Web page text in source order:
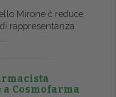
Mirone č reduce
rappresentanza
Cosmofarma